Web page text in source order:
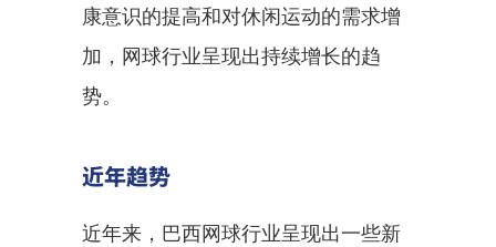
康意识的提高和对休闲运动的需求增
加，网球行业呈现出持续增长的趋
势。
近年趋势
近年来，巴西网球行业呈现出一些新